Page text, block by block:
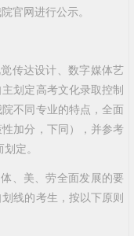
官网进行公示。
传达设计、数字媒体艺
划定高考文化录取控制
不同专业的特点，全面
加分，下同），并参考
定。
、美、劳全面发展的要
线的考生，按以下原则